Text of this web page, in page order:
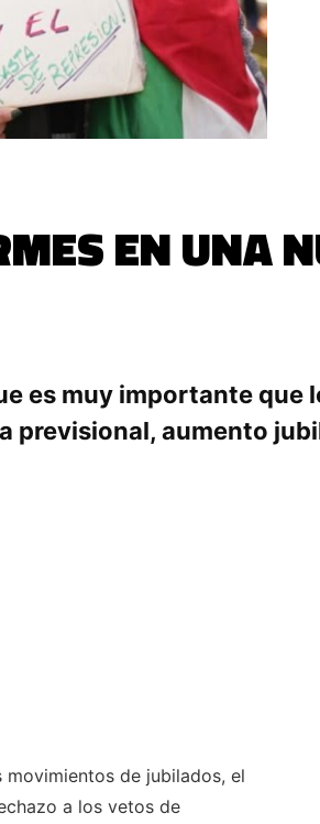
EN UNA
es muy importante que
previsional, aumento
de jubilados, el
a los vetos de